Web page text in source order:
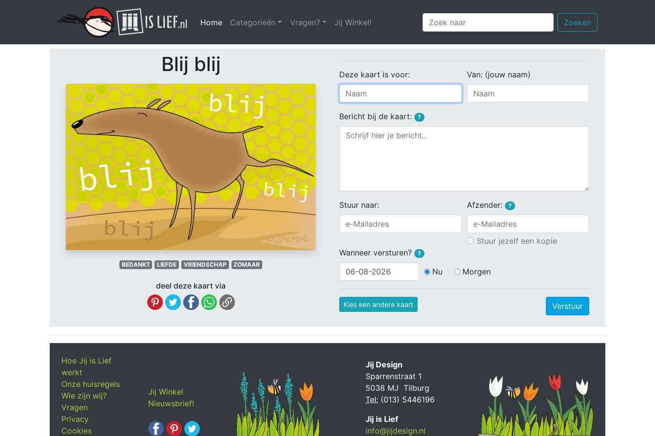
Home (huidige)
Categorieën Vragen? Jij Winkel! Zoeken
Blij blij
BEDANKT LIEFDE VRIENDSCHAP ZOMAAR
deel deze kaart via
Deze kaart is voor: Van: (jouw naam)
Bericht bij de kaart: ?
Stuur naar: Afzender: ?
Stuur jezelf een kopie
Wanneer versturen?
?
Nu Morgen
Kies een andere kaart Verstuur
Hoe Jij is Lief
werkt
Onze huisregels
Wie zijn wij?
Vragen
Privacy
Cookies
Jij Winkel
Nieuwsbrief!
Jij Design
Sparrenstraat 1
5038 MJ Tilburg
Tel: (013) 5446196
Jij is Lief
info@jijdesign.nl